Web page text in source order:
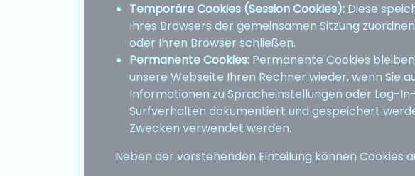
Temporäre Cookies (Session Cookies):Diese
Ihres Browsers der gemeinsamen Sitzung
oder Ihren Browser schließen.
Permanente Cookies: Permanente Cookies
unsere Webseite Ihren Rechner wieder, wenn Sie
Informationen zu Spracheinstellungen oder Log-
Surfverhalten dokumentiert und gespeichert
Zwecken verwendet werden.
Neben der vorstehenden Einteilung können Cookies